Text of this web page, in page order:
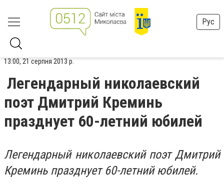
Рус
13:00, 21 серпня 2013 р.
Легендарный николаевский
поэт Дмитрий Креминь
празднует 60-летний юбилей
Легендарный николаевский поэт Дмитрий
Креминь празднует 60-летний юбилей.